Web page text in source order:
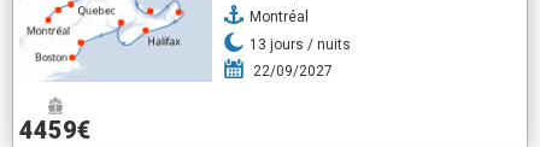
Montréal
13 jours / nuits
22/09/2027
4459€